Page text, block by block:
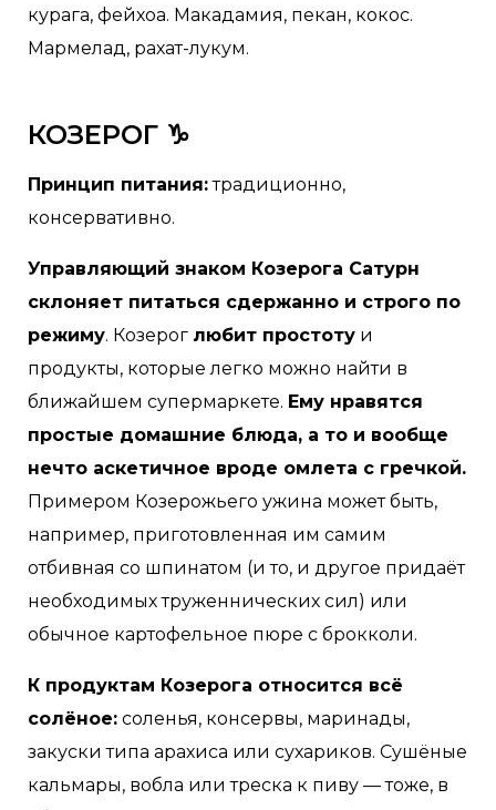
курага, фейхоа. Макадамия, пекан, кокос.
Мармелад, рахат-лукум.
КОЗЕРОГ ♑
Принцип питания:традиционно,
консервативно.
Управляющий знаком Козерога Сатурн
склоняет питаться сдержанно и строго по
режиму. Козерог любит простоту и
продукты, которые легко можно найти в
ближайшем супермаркете. Ему нравятся
простые домашние блюда, а то и вообще
нечто аскетичное вроде омлета с гречкой.
Примером Козерожьего ужина может быть,
например, приготовленная им самим
отбивная со шпинатом (и то, и другое придаёт
необходимых труженнических сил) или
обычное картофельное пюре с брокколи.
К продуктам Козерога относится всё
солёное: соленья, консервы, маринады,
закуски типа арахиса или сухариков. Сушёные
кальмары, вобла или треска к пиву — тоже, в